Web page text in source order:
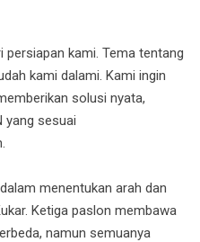
persiapan kami. Tema tentang
kami dalami. Kami ingin
solusi nyata,
yang sesuai
menentukan arah dan
Ketiga paslon membawa
namun semuanya